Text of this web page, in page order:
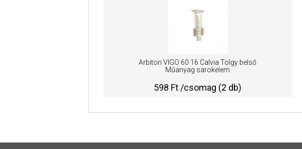
Arbiton VIGO 60 16 Calvia Tölgy belső
Műanyag sarokelem
598 Ft /csomag (2 db)
IMU 8259 Dűne Tölgy